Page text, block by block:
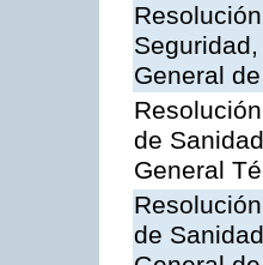
General
de
General
de